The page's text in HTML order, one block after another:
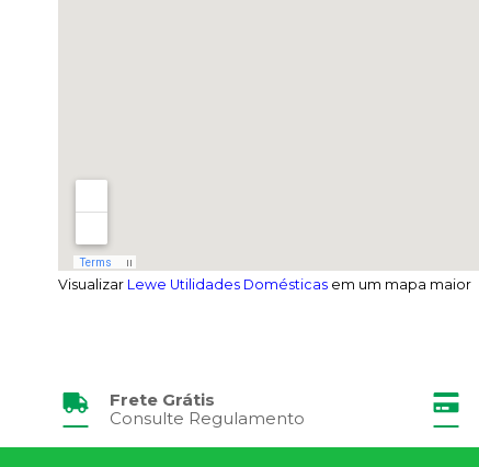
Visualizar Lewe Utilidades Domésticas em um mapa maior
Frete Grátis
Consulte Regulamento